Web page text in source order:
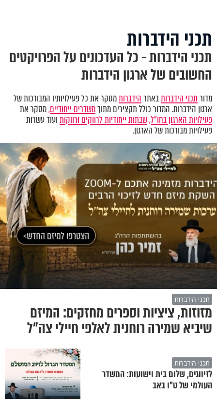
תכני הידברות
תכני הידברות - כל העדכונים על הפרויקטים
החשובים של ארגון הידברות
מדורתכני הידברותבאתרהידברותמסקר את כל פעילויותיו המבורכות של
ארגון הידברות. המדור כולל תקצירים מתוךמשדרים ייחודיים,מסקר את
פעילויות הארגון בחו"ל,שבתות ייחודיות לרווקים ורווקותועוד עשרות
פעילויות מבורכות של הארגון.
תכני הידברות
מזוזות, ציציות וספרים מחזקים: המיזם
שיביא שמירה רוחנית לאלפי חיילי צה"ל
תכני הידברות
לזיווגים, שלום בית וישועות: המשדר
העולמי של ט"ו באב